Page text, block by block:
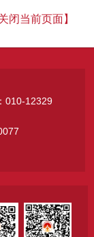
关闭当前页面】
010-12329